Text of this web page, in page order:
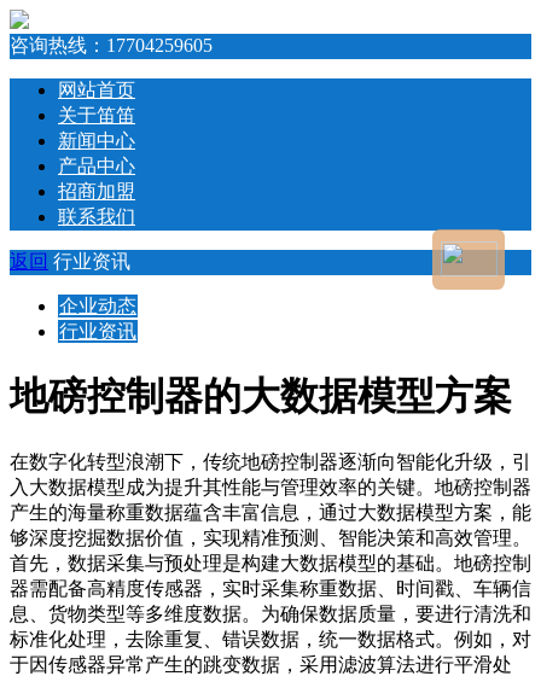
咨询热线： 17704259605
网站首页
关于笛笛
新闻中心
产品中心
招商加盟
联系我们
返回 行业资讯
企业动态
行业资讯
地磅控制器的大数据模型方案
在数字化转型浪潮下，传统地磅控制器逐渐向智能化升级，引
入大数据模型成为提升其性能与管理效率的关键。地磅控制器
产生的海量称重数据蕴含丰富信息，通过大数据模型方案，能
够深度挖掘数据价值，实现精准预测、智能决策和高效管理。​
首先，数据采集与预处理是构建大数据模型的基础。地磅控制
器需配备高精度传感器，实时采集称重数据、时间戳、车辆信
息、货物类型等多维度数据。为确保数据质量，要进行清洗和
标准化处理，去除重复、错误数据，统一数据格式。例如，对
于因传感器异常产生的跳变数据，采用滤波算法进行平滑处